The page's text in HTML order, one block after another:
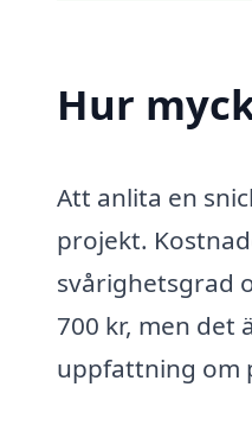
Hur
Att anlita en
projekt.
svårighetsgrad
700 kr, men
uppfattning om